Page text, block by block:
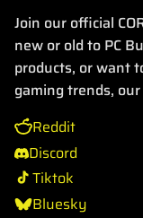
Join our official
new or old to PC
products, or want
gaming trends,
Reddit
Discord
Tiktok
Bluesky